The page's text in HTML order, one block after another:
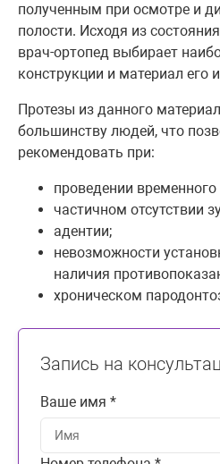
полученным при осмотре и
полости. Исходя из
врач-ортопед выбирает
конструкции и материал его
Протезы из данного
большинству людей, что
рекомендовать при:
проведении
частичном отсутствии
адентии;
невозможности
наличия
хроническом
Запись на
Ваше имя *